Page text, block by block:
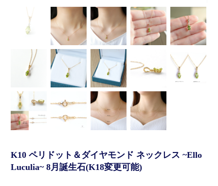
K10 ペリドット＆ダイヤモンド ネックレス ~Ello
Luculia~ 8月誕生石(K18変更可能)